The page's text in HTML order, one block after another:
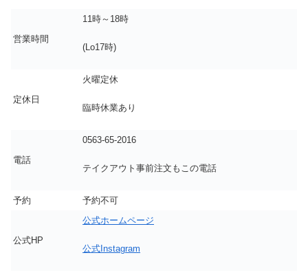
営業時間
11時～18時
(Lo17時)
定休日
火曜定休
臨時休業あり
電話
0563-65-2016
テイクアウト事前注文もこの電話
予約 予約不可
公式HP
公式ホームページ
公式Instagram